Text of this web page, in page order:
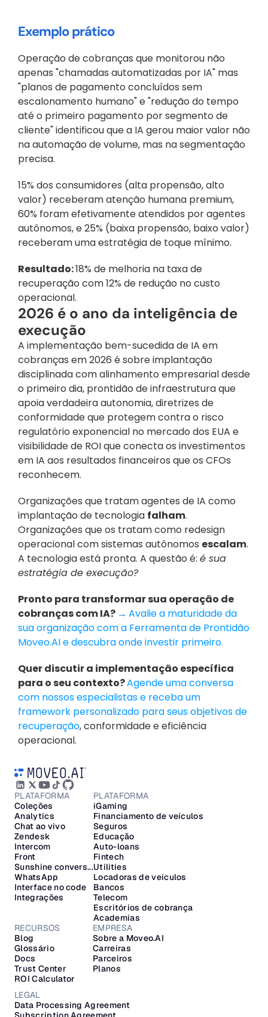
Exemplo prático
Operação de cobranças que monitorou não
apenas "chamadas automatizadas por IA" mas
"planos de pagamento concluídos sem
escalonamento humano" e "redução do tempo
até o primeiro pagamento por segmento de
cliente" identificou que a IA gerou maior valor não
na automação de volume, mas na segmentação
precisa.
15% dos consumidores (alta propensão, alto
valor) receberam atenção humana premium,
60% foram efetivamente atendidos por agentes
autônomos, e 25% (baixa propensão, baixo valor)
receberam uma estratégia de toque mínimo.
Resultado: 18% de melhoria na taxa de
recuperação com 12% de redução no custo
operacional.
2026 é o ano da inteligência de
execução
A implementação bem-sucedida de IA em
cobranças em 2026 é sobre implantação
disciplinada com alinhamento empresarial desde
o primeiro dia, prontidão de infraestrutura que
apoia verdadeira autonomia, diretrizes de
conformidade que protegem contra o risco
regulatório exponencial no mercado dos EUA e
visibilidade de ROI que conecta os investimentos
em IA aos resultados financeiros que os CFOs
reconhecem.
Organizações que tratam agentes de IA como
implantação de tecnologia falham.
Organizações que os tratam como redesign
operacional com sistemas autônomos escalam.
A tecnologia está pronta. A questão é: é sua
estratégia de execução?
Pronto para transformar sua operação de
cobranças com IA? → Avalie a maturidade da
sua organização com a Ferramenta de Prontidão
Moveo.AI e descubra onde investir primeiro.
Quer discutir a implementação específica
para o seu contexto? Agende uma conversa
com nossos especialistas e receba um
framework personalizado para seus objetivos de
recuperação, conformidade e eficiência
operacional.
PLATAFORMA
Interface no code
Coleções
Analytics
Chat ao vivo
Zendesk
Intercom
Front
WhatsApp
Sunshine convers...
Integrações
LEGAL
Data Processing Agreement
RECURSOS
Blog
Glossário
Docs
Trust Center
ROI Calculator
EMPRESA
Sobre a Moveo.AI
Carreiras
Parceiros
Planos
PLATAFORMA
Financiamento de veículos
Seguros
iGaming
Educação
Auto-loans
Fintech
Utilities
Locadoras de veículos
Bancos
Telecom
Escritórios de cobrança
Academias